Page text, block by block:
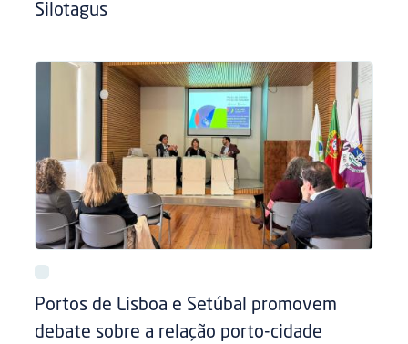
Silotagus
Portos de Lisboa e Setúbal promovem
debate sobre a relação porto-cidade